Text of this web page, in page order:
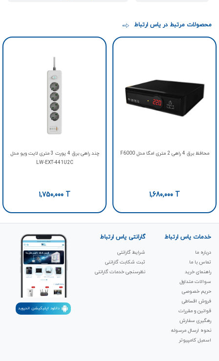
محصولات مرتبط در یاس ارتباط
محافظ برق 4 راهی 2 متری امگا مدل F6000
1,680,000 T
چند راهی برق 4 پورت 3 متری لایت ویو مدل
LW-EXT-441U2C
1,750,000 T
خدمات یاس ارتباط
درباره ما
تماس با ما
راهنمای خرید
سوالات متداول
حریم خصوصی
فروش اقساطی
قوانین و مقررات
رهگیری سفارش
نحوه ارسال مرسوله
اسمبل کامپیوتر
گارانتی یاس ارتباط
شرایط گارانتی
ثبت شکابت‌ گارانتی
نظرسنجی خدمات گارانتی
دانلود اپلیکیشن اندروید